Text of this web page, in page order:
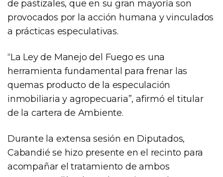
de pastizales, que en su gran mayoría son
provocados por la acción humana y vinculados
a prácticas especulativas.
“La Ley de Manejo del Fuego es una
herramienta fundamental para frenar las
quemas producto de la especulación
inmobiliaria y agropecuaria”, afirmó el titular
de la cartera de Ambiente.
Durante la extensa sesión en Diputados,
Cabandié se hizo presente en el recinto para
acompañar el tratamiento de ambos